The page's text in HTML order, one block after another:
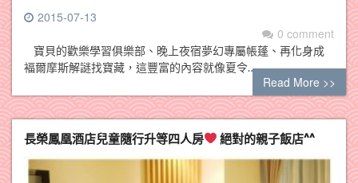
2015-07-13
0 comment
寶貝的歡樂學習俱樂部、晚上夜宿夢幻專屬帳蓬、再化身成
褔爾摩斯解謎找寶藏，這豐富的內容就像夏令…
Read More >>
長榮鳳凰酒店兒童隨行升等四人房 絕對的親子飯店^^